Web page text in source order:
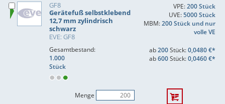
GF8
Gerätefuß selbstklebend
12,7 mm zylindrisch
schwarz
EVE: GF8
VPE:200 Stück
UVE:5000 Stück
MBM:200 Stück und nur
volle VE
Gesamtbestand:
1.000
Stück
ab200Stück:0,0480 €*
ab600Stück:0,0460 €*
Menge